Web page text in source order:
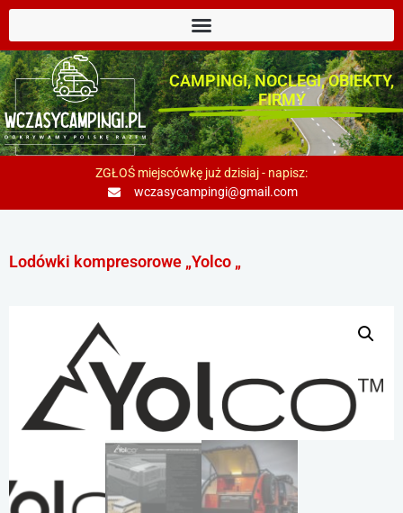
CAMPINGI, NOCLEGI, OBIEKTY,
FIRMY
ZGŁOŚ miejscówkę już dzisiaj - napisz:
wczasycampingi@gmail.com
Lodówki kompresorowe „Yolco „